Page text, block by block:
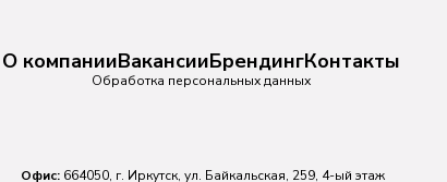
О компанииВакансииБрендингКонтакты
Обработка персональных данных
Офис: 664050, г. Иркутск, ул. Байкальская, 259, 4-ый этаж